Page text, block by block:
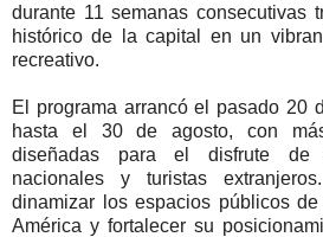
durante 11 semanas consecutivas
histórico de la capital en un
recreativo.
El programa arrancó el pasado 20
hasta el 30 de agosto, con
diseñadas para el disfrute de
nacionales y turistas
dinamizar los espacios públicos
América y fortalecer su